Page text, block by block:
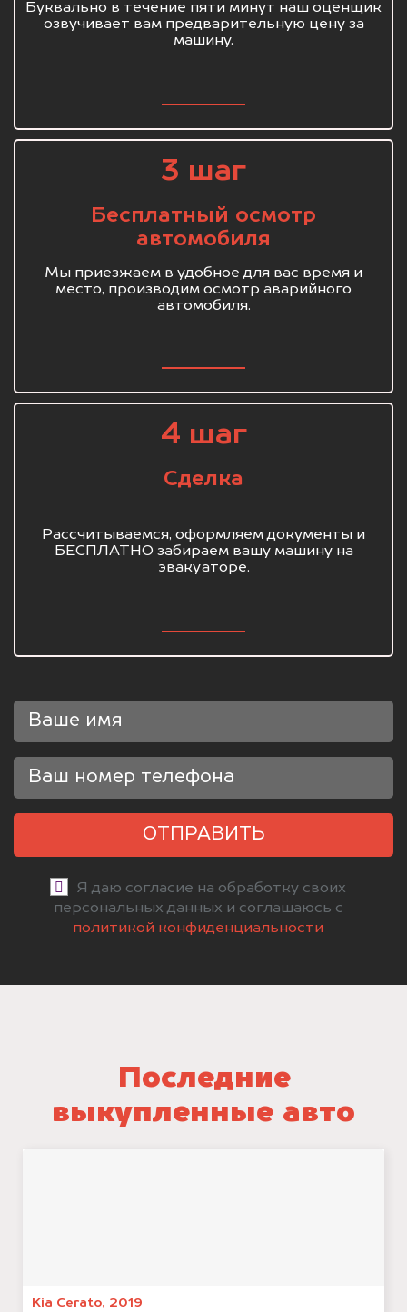
Буквально в течение пяти минут наш оценщик
озвучивает вам предварительную цену за
машину.
3 шаг
Бесплатный осмотр
автомобиля
Мы приезжаем в удобное для вас время и
место, производим осмотр аварийного
автомобиля.
4 шаг
Сделка
Рассчитываемся, оформляем документы и
БЕСПЛАТНО забираем вашу машину на
эвакуаторе.
ОТПРАВИТЬ
Я даю согласие на обработку своих
персональных данных и соглашаюсь с
политикой конфиденциальности
Последние
выкупленные авто
Kia Cerato, 2019